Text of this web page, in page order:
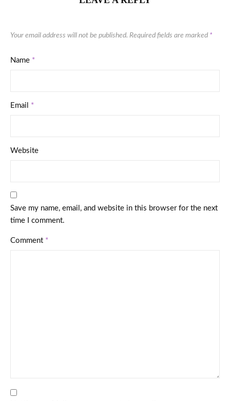
Your email address will not be published. Required fields are marked *
Name *
Email *
Website
Save my name, email, and website in this browser for the next
time I comment.
Comment *